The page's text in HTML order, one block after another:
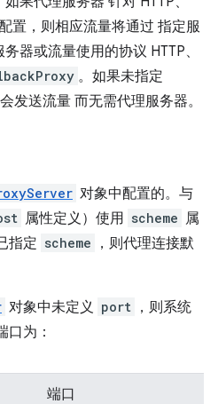
置，则相应流量将通过 指定服
器或流量使用的协议 HTTP、
。如果未指定
发送流量 而无需代理服务器。
对象中配置的。与
属性定义）使用 scheme 属
指定 scheme
，则代理连接默
对象中未定义 port ，则系统
口为：
端口